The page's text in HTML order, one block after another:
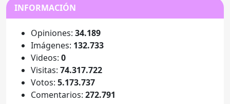
INFORMACIÓN
Opiniones: 34.189
Imágenes: 132.733
Videos: 0
Visitas: 74.317.722
Votos: 5.173.737
Comentarios: 272.791